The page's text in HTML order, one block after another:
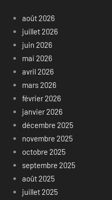
août 2026
juillet 2026
juin 2026
mai 2026
avril 2026
mars 2026
février 2026
janvier 2026
décembre 2025
novembre 2025
octobre 2025
septembre 2025
août 2025
juillet 2025